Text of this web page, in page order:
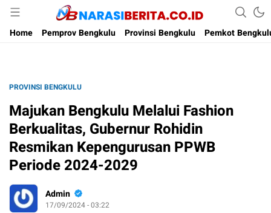
Narasi Berita
Home
Pemprov Bengkulu Provinsi Bengkulu Pemkot
PROVINSI BENGKULU
Majukan Bengkulu Melalui Fashion
Berkualitas, Gubernur Rohidin
Resmikan Kepengurusan PPWB
Periode 2024-2029
Admin
17/09/2024 - 03:22